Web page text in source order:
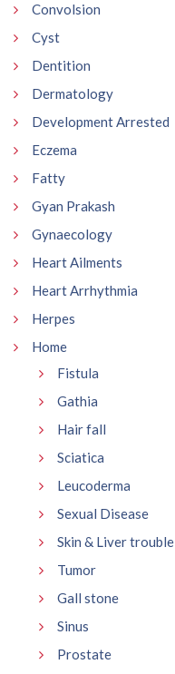
Convolsion
Cyst
Dentition
Dermatology
Development Arrested
Eczema
Fatty
Gyan Prakash
Gynaecology
Heart Ailments
Heart Arrhythmia
Herpes
Home
Fistula
Gathia
Hair fall
Sciatica
Leucoderma
Sexual Disease
Skin & Liver trouble
Tumor
Gall stone
Sinus
Prostate